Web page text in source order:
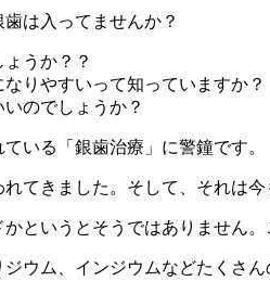
は入ってませんか？
うか？？
りやすいって知っていますか？
のでしょうか？
いる「銀歯治療」に警鐘です。
てきました。そして、それは
というとそうではありません
ウム、インジウムなどたくさん